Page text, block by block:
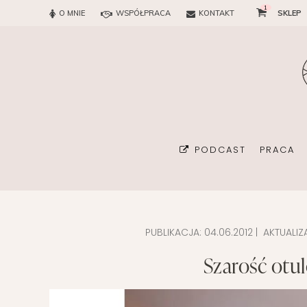
O MNIE WSPÓŁPRACA KONTAKT
1
SKLEP
PODCAST PRACA
BIURO
PUBLIKACJA: 04.06.2012|
Szarość